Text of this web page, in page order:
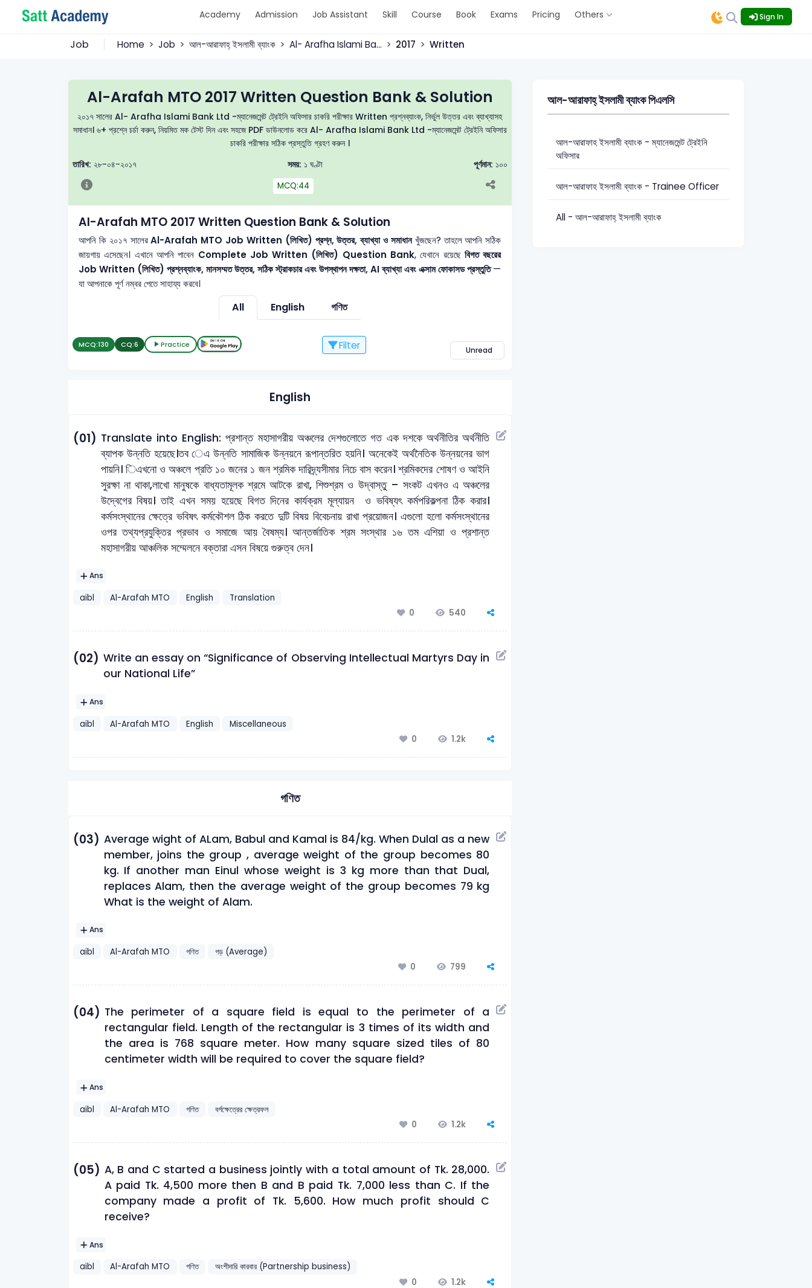
Academy Admission Job Assistant Skill Course Book Exams Pricing Others Sign In
Job Home Job আল-আরাফাহ্ ইসলামী ব্যাংক Al- Arafha Islami Ba... 2017 Written
Al-Arafah MTO 2017 Written Question Bank & Solution
২০১৭ সালের Al- Arafha Islami Bank Ltd -ম্যানেজমেন্ট ট্রেইনি অফিসার চাকরি পরীক্ষার Written প্রশ্নব্যাংক, নির্ভুল উত্তর এবং ব্যাখ্যাসহ
সমাধান। ৬+ প্রশ্নে চর্চা করুন, নিয়মিত মক টেস্ট দিন এবং সহজে PDF ডাউনলোড করে Al- Arafha Islami Bank Ltd -ম্যানেজমেন্ট ট্রেইনি অফিসার
চাকরি পরীক্ষার সঠিক প্রস্তুতি গ্রহণ করুন ।
তারিখ: ২৮-০৪-২০১৭ সময়: ১ ঘণ্টা পূর্ণমান: ১০০
MCQ:44
Al-Arafah MTO 2017 Written Question Bank & Solution
আপনি কি ২০১৭ সালেরAl-Arafah MTO Job Written (লিখিত) প্রশ্ন, উত্তর, ব্যাখ্যা ও সমাধানখুঁজছেন? তাহলে আপনি সঠিক
জায়গায় এসেছেন। এখানে আপনি পাবেন Complete Job Written (লিখিত) Question Bank, যেখানে রয়েছেবিগত বছরের
Job Written (লিখিত) প্রশ্নব্যাংক, মানসম্মত উত্তর, সঠিক স্ট্রাকচার এবং উপস্থাপন দক্ষতা, AI ব্যাখ্যা এবং এক্সাম ফোকাসড প্রস্তুতি—
যা আপনাকে পূর্ণ নম্বর পেতে সাহায্য করবে।
All English গণিত
MCQ:130 CQ:6 Practice Filter Unread
English
(01) Translate into English: প্রশান্ত মহাসাগরীয় অঞ্চলের দেশগুলোতে গত এক দশকে অর্থনীতির অর্থনীতি
ব্যাপক উন্নতি হয়েছে।তব েএ উন্নতি সামাজিক উন্নয়নে রূপান্তরিত হয়নি। অনেকেই অর্থনৈতিক উন্নয়নের ভাগ
পায়নি। িএখনো ও অঞ্চলে প্রতি ১০ জনের ১ জন শ্রমিক দারিদ্র্যসীমার নিচে বাস করেন। শ্রমিকদের শোষণ ও আইনি
সুরক্ষা না থাকা,লাখো মানুষকে বাধ্যতামূলক শ্রমে আটকে রাখা, শিশুশ্রম ও উদ্বাস্তু – সংকট এখনও এ অঞ্চলের
উদ্বেগের বিষয়। তাই এখন সময় হয়েছে বিগত দিনের কার্যক্রম মূল্যায়ন ও ভবিষ্যৎ কর্মপরিকল্পনা ঠিক করার।
কর্মসংস্থানের ক্ষেত্রে ভবিষৎ কর্মকৌশল ঠিক করতে দুটি বিষয় বিবেচনায় রাখা প্রয়োজন। এগুলো হলো কর্মসংস্থানের
ওপর তথ্যপ্রযুক্তির প্রভাব ও সমাজে আয় বৈষম্য। আন্তর্জাতিক শ্রম সংস্থার ১৬ তম এশিয়া ও প্রশান্ত
মহাসাগরীয় আঞ্চলিক সম্মেলনে বক্তারা এসন বিষয়ে গুরুত্ব দেন।
Ans
aibl Al-Arafah MTO English
Translation
0
540
(02) Write an essay on “Significance of Observing Intellectual Martyrs Day in
our National Life”
Ans
aibl Al-Arafah MTO English
Miscellaneous
0
1.2k
গণিত
(03) Average wight of ALam, Babul and Kamal is 84/kg. When Dulal as a new
member, joins the group , average weight of the group becomes 80
kg. If another man Einul whose weight is 3 kg more than that Dual,
replaces Alam, then the average weight of the group becomes 79 kg
What is the weight of Alam.
Ans
aibl Al-Arafah MTO গণিত
গড় (Average)
0
799
(04) The perimeter of a square field is equal to the perimeter of a
rectangular field. Length of the rectangular is 3 times of its width and
the area is 768 square meter. How many square sized tiles of 80
centimeter width will be required to cover the square field?
Ans
aibl Al-Arafah MTO গণিত
বর্গক্ষেত্রের ক্ষেত্রফল
0
1.2k
(05) A, B and C started a business jointly with a total amount of Tk. 28,000.
A paid Tk. 4,500 more then B and B paid Tk. 7,000 less than C. If the
company made a profit of Tk. 5,600. How much profit should C
receive?
Ans
aibl Al-Arafah MTO গণিত
অংশীদারি কারবার (Partnership business)
0
1.2k
আল-আরাফাহ্ ইসলামী ব্যাংক পিএলসি
আল-আরাফাহ ইসলামী ব্যাংক - ম্যানেজমেন্ট ট্রেইনি
অফিসার
আল-আরাফাহ ইসলামী ব্যাংক - Trainee Officer
All - আল-আরাফাহ্ ইসলামী ব্যাংক